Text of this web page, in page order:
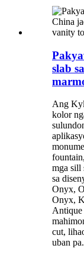
slab
Ang
kolor
mga sill
sa
Onyx,
Onyx,
cut,
uban pa.